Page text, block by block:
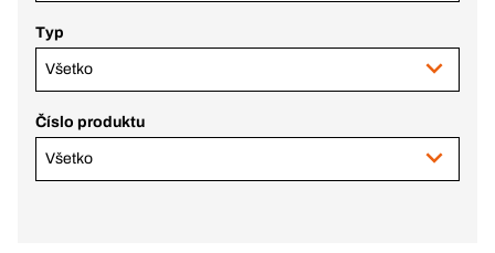
Typ
Všetko
Číslo produktu
Všetko